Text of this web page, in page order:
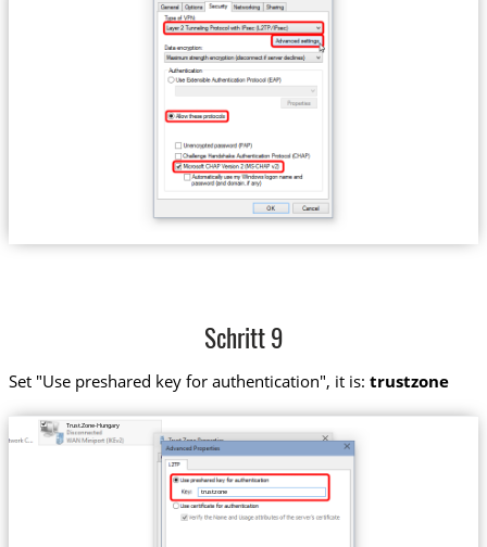
Schritt 9
Set "Use preshared key for authentication", it is: trustzone
Trust.Zone-Hungary
trustzone